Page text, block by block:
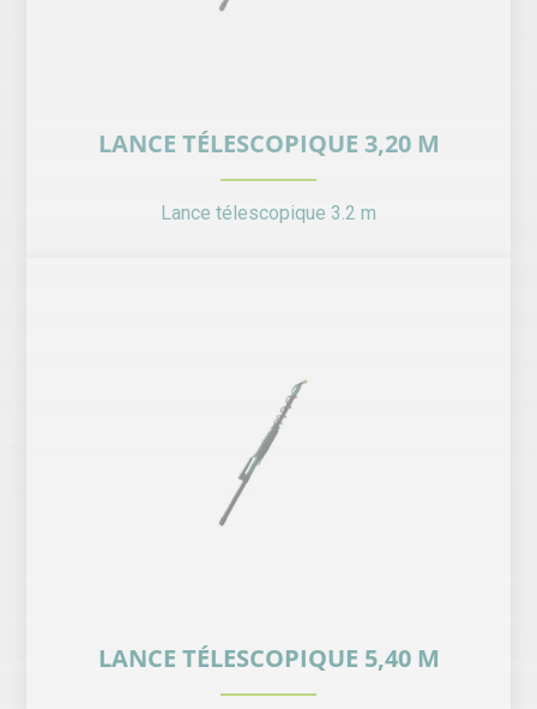
LANCE TÉLESCOPIQUE 3,20 M
Lance télescopique 3.2 m
LANCE TÉLESCOPIQUE 5,40 M